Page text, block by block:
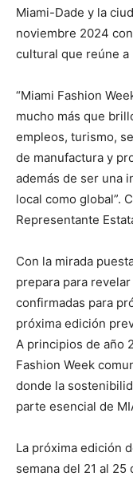
Miami-Dade y la
noviembre 2024
cultural que reúne a
“Miami Fashion
mucho más que
empleos, turismo,
de manufactura y
además de ser una
local como global”.
Representante
Con la mirada
prepara para
confirmadas para
próxima edición
A principios de año
Fashion Week
donde la
parte esencial de
La próxima edición
semana del 21 al